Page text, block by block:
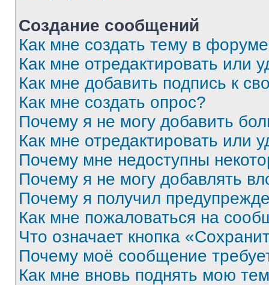
Создание сообщений
Как мне создать тему в
Как мне отредактировать или
Как мне добавить подпись к
Как мне создать опрос?
Почему я не могу добавить
Как мне отредактировать или
Почему мне недоступны
Почему я не могу добавлять
Почему я получил
Как мне пожаловаться на
Что означает кнопка
Почему моё сообщение
Как мне вновь поднять мою